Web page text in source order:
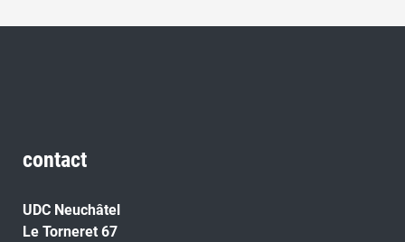
contact
UDC Neuchâtel
Le Torneret 67